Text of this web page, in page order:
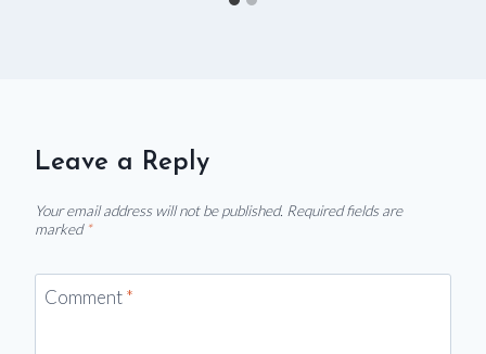
Leave a Reply
Your email address will not be published. Required fields are
marked *
Comment*